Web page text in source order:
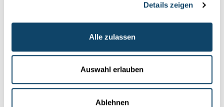
Details zeigen
Alle zulassen
Auswahl erlauben
Ablehnen
Teil 1: The Sound of Data – Offizielle
Abschlusskonferenz
Samstag, den 3 Dezember 2022 – 17:45-19:30
Rockhal – Esch/Alzette (LUX)
(N.B. Anmeldung erforderlich, da die Kapazität begrenzt